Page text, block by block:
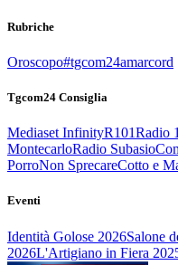
Rubriche
Oroscopo#tgcom24amarcord
Tgcom24 Consiglia
Mediaset InfinityR101Radio
MontecarloRadio Subasio
PorroNon SprecareCotto e
Eventi
Identità Golose 2026Salone
2026L'Artigiano in Fiera